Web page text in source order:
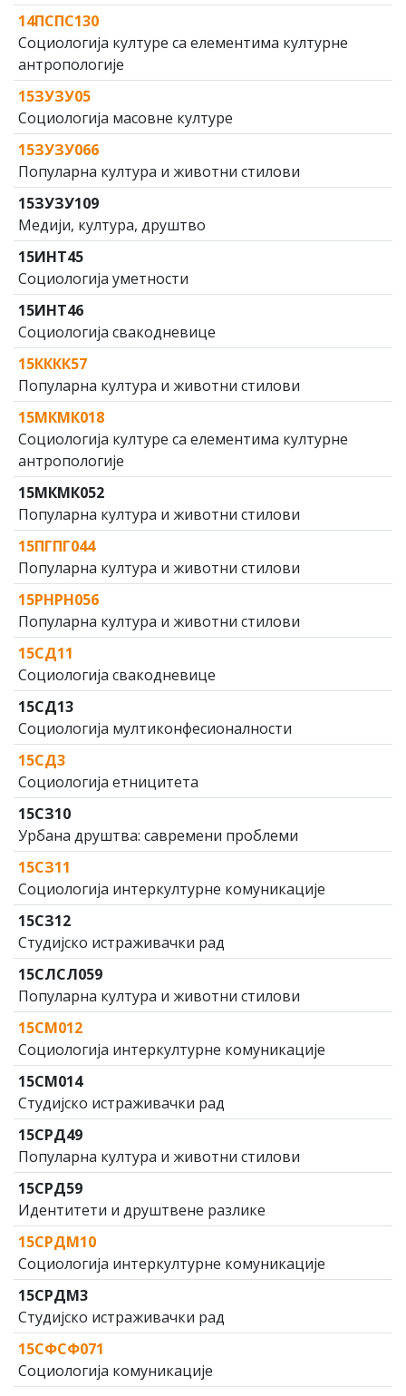
14ПСПС130
Социологија културе са елементима културне
антропологије
15ЗУЗУ05
Социологија масовне културе
15ЗУЗУ066
Популарна култура и животни стилови
15ЗУЗУ109
Медији, култура, друштво
15ИНТ45
Социологија уметности
15ИНТ46
Социологија свакодневице
15КККК57
Популарна култура и животни стилови
15МКМК018
Социологија културе са елементима културне
антропологије
15МКМК052
Популарна култура и животни стилови
15ПГПГ044
Популарна култура и животни стилови
15РНРН056
Популарна култура и животни стилови
15СД11
Социологија свакодневице
15СД13
Социологија мултиконфесионалности
15СД3
Социологија етницитета
15СЗ10
Урбана друштва: савремени проблеми
15СЗ11
Социологија интеркултурне комуникације
15СЗ12
Студијско истраживачки рад
15СЛСЛ059
Популарна култура и животни стилови
15СМ012
Социологија интеркултурне комуникације
15СМ014
Студијско истраживачки рад
15СРД49
Популарна култура и животни стилови
15СРД59
Идентитети и друштвене разлике
15СРДМ10
Социологија интеркултурне комуникације
15СРДМ3
Студијско истраживачки рад
15СФСФ071
Социологија комуникације